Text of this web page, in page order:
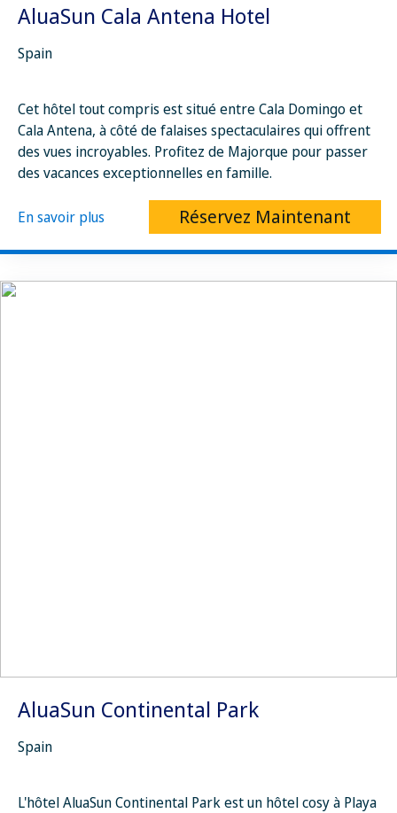
AluaSun Cala Antena Hotel
Spain
Cet hôtel tout compris est situé entre Cala Domingo et
Cala Antena, à côté de falaises spectaculaires qui offrent
des vues incroyables. Profitez de Majorque pour passer
des vacances exceptionnelles en famille.
En savoir plus Réservez Maintenant
AluaSun Continental Park
Spain
L'hôtel AluaSun Continental Park est un hôtel cosy à Playa